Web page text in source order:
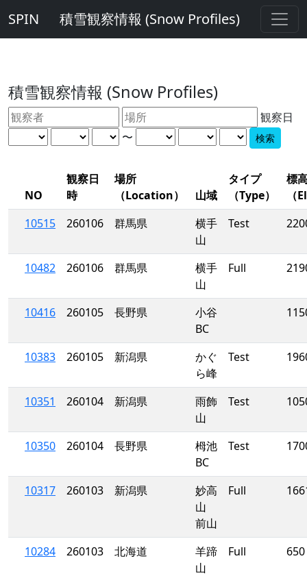
SPIN 積雪観察情報 (Snow Profiles)
積雪観察情報 (Snow Profiles)
観察日
〜
NO
観察日
時
場所
（Location）
山域
タイプ
（Type）
標
（
10515
260106 群馬県
横手
山
Test
10482 260106 群馬県
横手
山
Full
10416 260105 長野県
小谷
BC
10383 260105 新潟県
かぐ
ら峰
Test
10351 260104 新潟県
雨飾
山
Test
10350 260104 長野県
栂池
BC
Test
10317 260103 新潟県
妙高
山
前山
Full
10284 260103 北海道
羊蹄
山
Full 650